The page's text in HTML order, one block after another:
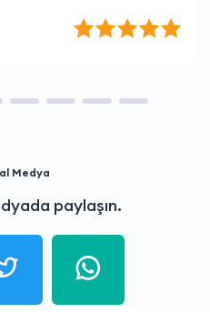
Medya
paylaşın.